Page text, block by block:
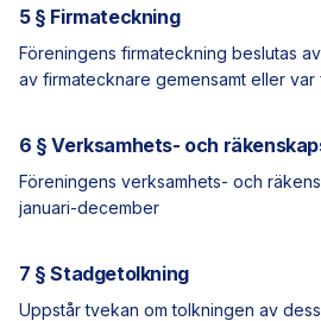
5 § Firmateckning
Föreningens firmateckning beslutas
av firmatecknare gemensamt eller
6 § Verksamhets- och
Föreningens verksamhets- och
januari-december
7 § Stadgetolkning
Uppstår tvekan om tolkningen av